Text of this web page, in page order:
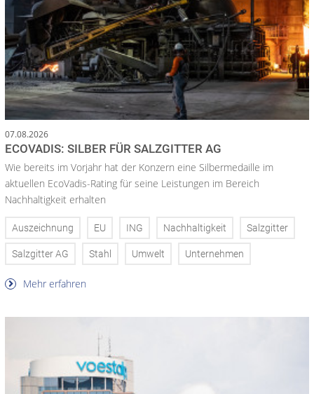
07.08.2026
ECOVADIS: SILBER FÜR SALZGITTER AG
Wie bereits im Vorjahr hat der Konzern eine Silbermedaille im
aktuellen EcoVadis-Rating für seine Leistungen im Bereich
Nachhaltigkeit erhalten
Auszeichnung EU ING Nachhaltigkeit Salzgitter
Salzgitter AG Stahl Umwelt Unternehmen
Mehr erfahren